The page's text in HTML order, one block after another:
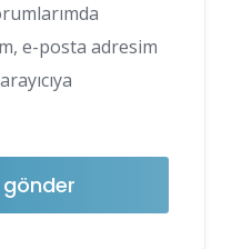
e-posta adresim